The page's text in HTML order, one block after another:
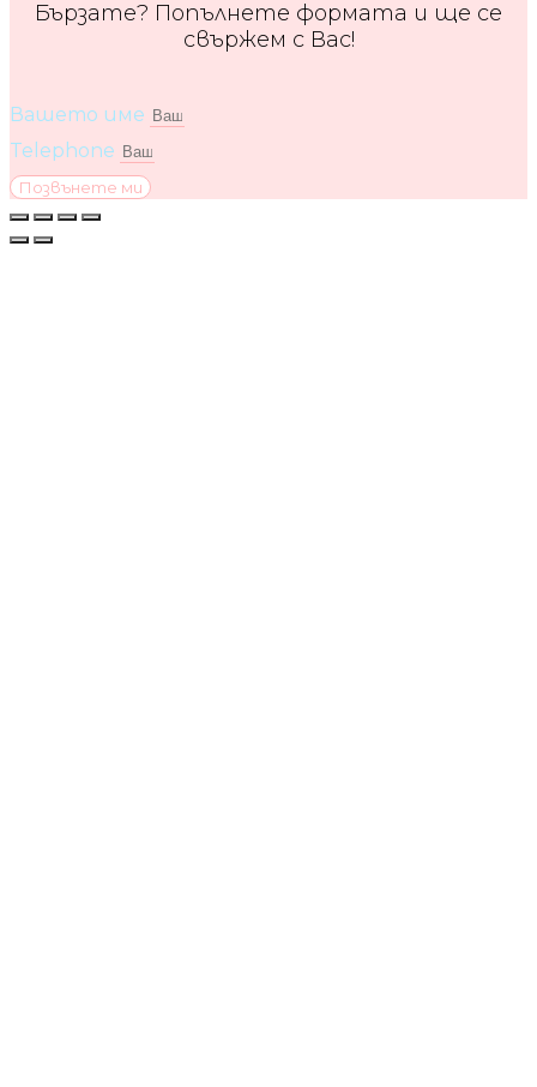
Бързате? Попълнете формата и ще се
свържем с Вас!
Вашето име
Telephone
Позвънете ми